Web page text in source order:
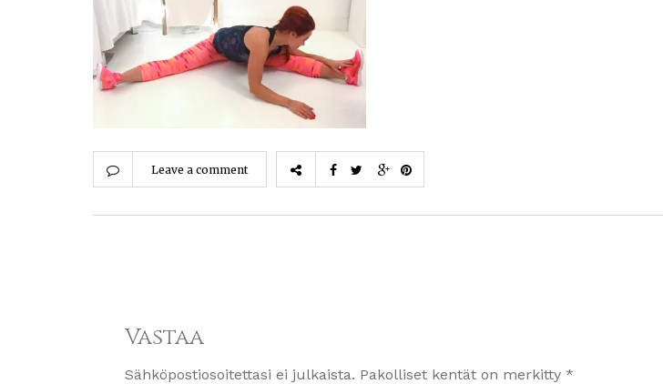
Leave a comment
Vastaa
Sähköpostiosoitettasi ei julkaista. Pakolliset kentät on merkitty *